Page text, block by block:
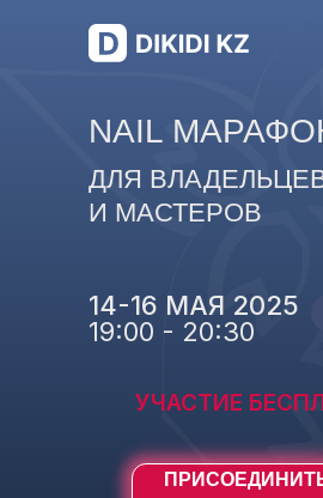
14-16 МАЯ 2025
19:00 - 20:30
NAIL
ДЛЯ
И МАСТЕРОВ
УЧАСТИЕ